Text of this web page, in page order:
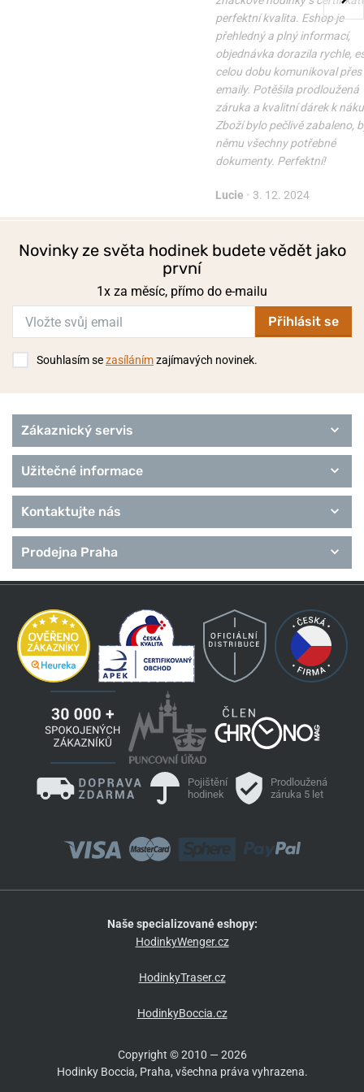
perfektní kvalita. Eshop je
přehledný a plný informací,
objednávka dorazila rychle,
celou dobu komunikoval přes
emaily. Potěšila prodloužená
záruka a kvalitní dárek k
Zboží bylo pečlivě zabaleno,
němu všechny potřebné
dokumenty. Perfektní!
Lucie • 3. 12. 2024
Novinky ze světa hodinek budete vědět jako
první
1x za měsíc, přímo do e-mailu
Přihlásit se
Souhlasím sezasílánímzajímavých novinek.
Zákaznický servis
Užitečné informace
Kontaktujte nás
Prodejna Praha
Pojištění
hodinek
Prodloužená
záruka 5 let
Naše specializované eshopy:
HodinkyWenger.cz
HodinkyTraser.cz
HodinkyBoccia.cz
Copyright © 2010 — 2026
Hodinky Boccia, Praha, všechna práva vyhrazena.